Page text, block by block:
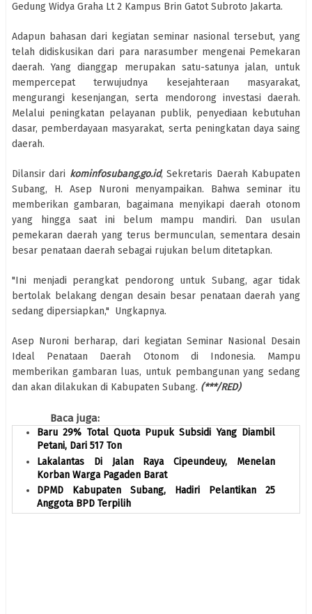
Gedung Widya Graha Lt 2 Kampus Brin Gatot Subroto Jakarta.
Adapun bahasan dari kegiatan seminar nasional tersebut, yang
telah didiskusikan dari para narasumber mengenai Pemekaran
daerah. Yang dianggap merupakan satu-satunya jalan, untuk
mempercepat terwujudnya kesejahteraan masyarakat,
mengurangi kesenjangan, serta mendorong investasi daerah.
Melalui peningkatan pelayanan publik, penyediaan kebutuhan
dasar, pemberdayaan masyarakat, serta peningkatan daya saing
daerah.
Dilansir dari kominfosubang.go.id, Sekretaris Daerah Kabupaten
Subang, H. Asep Nuroni menyampaikan. Bahwa seminar itu
memberikan gambaran, bagaimana menyikapi daerah otonom
yang hingga saat ini belum mampu mandiri. Dan usulan
pemekaran daerah yang terus bermunculan, sementara desain
besar penataan daerah sebagai rujukan belum ditetapkan.
"Ini menjadi perangkat pendorong untuk Subang, agar tidak
bertolak belakang dengan desain besar penataan daerah yang
sedang dipersiapkan," Ungkapnya.
Asep Nuroni berharap, dari kegiatan Seminar Nasional Desain
Ideal Penataan Daerah Otonom di Indonesia. Mampu
memberikan gambaran luas, untuk pembangunan yang sedang
dan akan dilakukan di Kabupaten Subang. (***/RED)
Baca juga:
Baru 29% Total Quota Pupuk Subsidi Yang Diambil
Petani, Dari 517 Ton
Lakalantas Di Jalan Raya Cipeundeuy, Menelan
Korban Warga Pagaden Barat
DPMD Kabupaten Subang, Hadiri Pelantikan 25
Anggota BPD Terpilih